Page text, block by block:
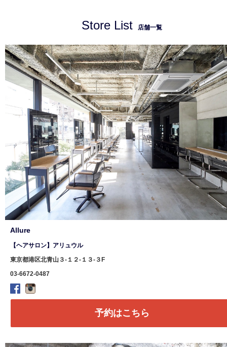
Store List 店舗一覧
Allure
【ヘアサロン】アリュウル
東京都港区北青山３-１２-１３-３F
03-6672-0487
予約はこちら